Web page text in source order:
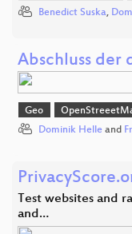
Benedict Suska,
Abschluss der
Geo
Dominik Helle and
Test websites and
and…